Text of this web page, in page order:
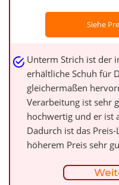
Siehe
Unterm Strich ist der
erhältliche Schuh für
gleichermaßen
Verarbeitung ist sehr
hochwertig und er ist
Dadurch ist das
höherem Preis sehr